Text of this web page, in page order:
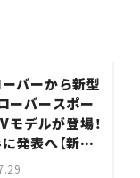
バーから新型
ーバースポー
モデルが登場！
発表へ【新車